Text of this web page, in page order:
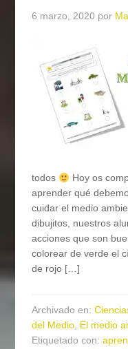
6 marzo, 2020 por
todos
Hoy os
aprender qué
cuidar el medio
dibujitos, nuestros
acciones que son
colorear de verde el
de rojo […]
Archivado en:
del Medio, El medio
Etiquetado con: